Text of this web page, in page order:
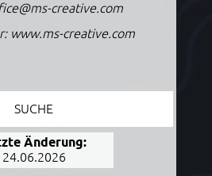
creative.com
www.ms-creative.com
SUCHE
Änderung:
24.06.2026